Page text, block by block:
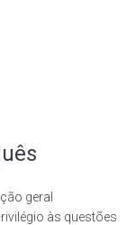
geral
às questões